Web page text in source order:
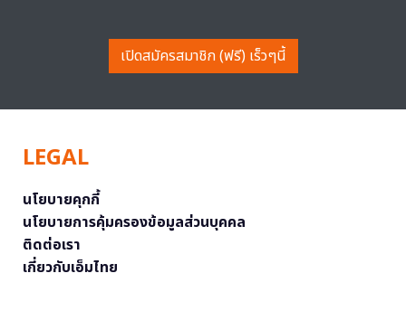
เปิดสมัครสมาชิก (ฟรี) เร็วๆนี้
LEGAL
นโยบายคุกกี้
นโยบายการคุ้มครองข้อมูลส่วนบุคคล
ติดต่อเรา
เกี่ยวกับเอ็มไทย